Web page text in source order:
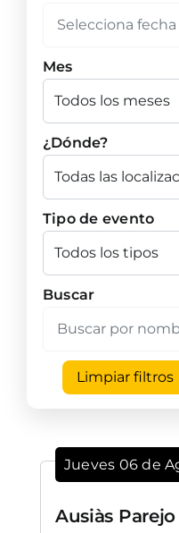
Mes
¿Dónde?
Tipo de evento
Buscar
Limpiar filtros
Jueves 06 de
Ausiàs Parejo